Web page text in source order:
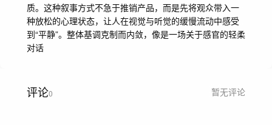
质。这种叙事方式不急于推销产品，而是先将观众带入一
种放松的心理状态，让人在视觉与听觉的缓慢流动中感受
到“平静”。整体基调克制而内敛，像是一场关于感官的轻柔
对话
评论0 暂无评论